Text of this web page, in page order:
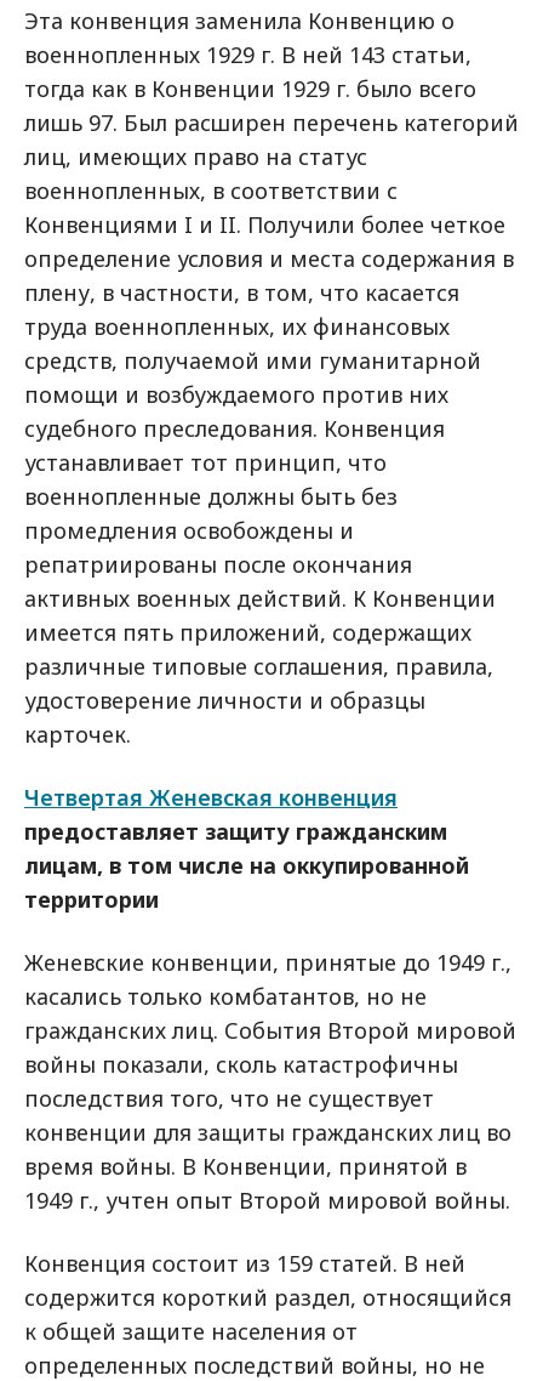
Эта конвенция заменила Конвенцию о
военнопленных 1929 г. В ней 143 статьи,
тогда как в Конвенции 1929 г. было всего
лишь 97. Был расширен перечень категорий
лиц, имеющих право на статус
военнопленных, в соответствии с
Конвенциями I и II. Получили более четкое
определение условия и места содержания в
плену, в частности, в том, что касается
труда военнопленных, их финансовых
средств, получаемой ими гуманитарной
помощи и возбуждаемого против них
судебного преследования. Конвенция
устанавливает тот принцип, что
военнопленные должны быть без
промедления освобождены и
репатриированы после окончания
активных военных действий. К Конвенции
имеется пять приложений, содержащих
различные типовые соглашения, правила,
удостоверение личности и образцы
карточек.
Четвертая Женевская конвенция
предоставляет защиту гражданским
лицам, в том числе на оккупированной
территории
Женевские конвенции, принятые до 1949 г.,
касались только комбатантов, но не
гражданских лиц. События Второй мировой
войны показали, сколь катастрофичны
последствия того, что не существует
конвенции для защиты гражданских лиц во
время войны. В Конвенции, принятой в
1949 г., учтен опыт Второй мировой войны.
Конвенция состоит из 159 статей. В ней
содержится короткий раздел, относящийся
к общей защите населения от
определенных последствий войны, но не